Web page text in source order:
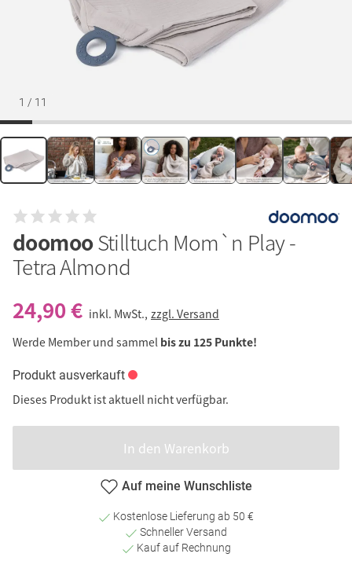
1 / 11
doomooStilltuch Mom`n Play -
Tetra Almond
24,90 € inkl. MwSt., zzgl. Versand
Werde Member und sammel bis zu 125 Punkte!
Produkt ausverkauft
Dieses Produkt ist aktuell nicht verfügbar.
In den Warenkorb
Auf meine Wunschliste
Kostenlose Lieferung ab 50 €
Schneller Versand
Kauf auf Rechnung